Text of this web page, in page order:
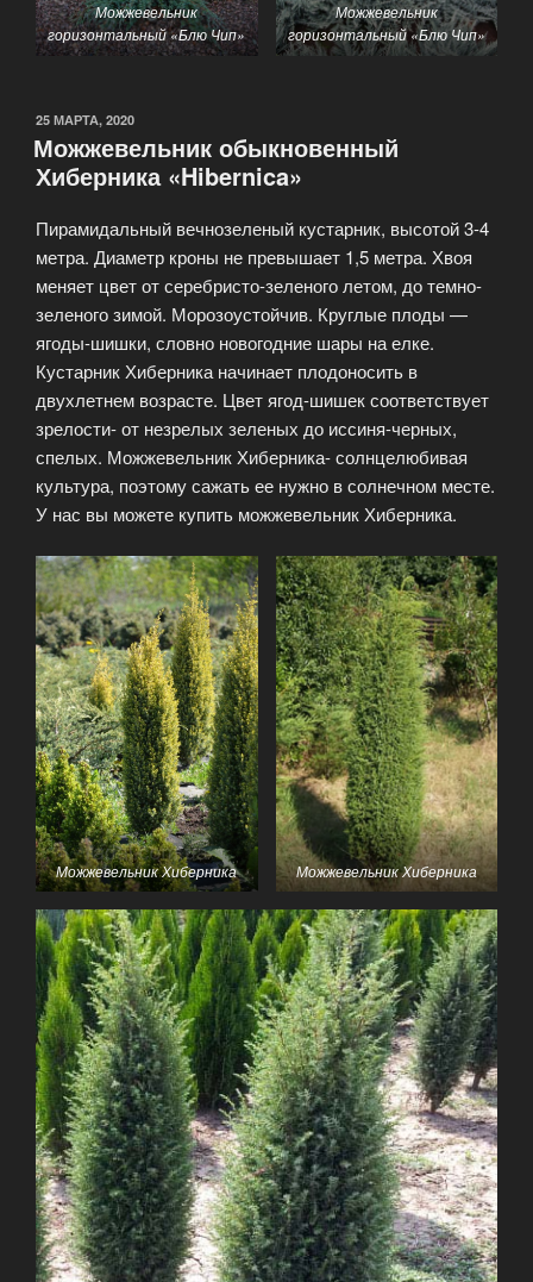
Можжевельник
горизонтальный «Блю Чип»
Можжевельник
горизонтальный «Блю Чип»
ОПУБЛИКОВАНО
25 МАРТА, 2020
Можжевельник обыкновенный
Хиберника «Hibernica»
Пирамидальный вечнозеленый кустарник, высотой 3-4
метра. Диаметр кроны не превышает 1,5 метра. Хвоя
меняет цвет от серебристо-зеленого летом, до темно-
зеленого зимой. Морозоустойчив. Круглые плоды —
ягоды-шишки, словно новогодние шары на елке.
Кустарник Хиберника начинает плодоносить в
двухлетнем возрасте. Цвет ягод-шишек соответствует
зрелости- от незрелых зеленых до иссиня-черных,
спелых. Можжевельник Хиберника- солнцелюбивая
культура, поэтому сажать ее нужно в солнечном месте.
У нас вы можете купить можжевельник Хиберника.
Можжевельник Хиберника Можжевельник Хиберника